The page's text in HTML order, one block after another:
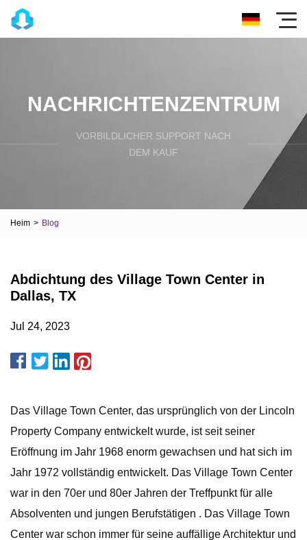
NACHRICHTENZENTRUM
VORBILDLICHER SUPPORT NACH
DEM KAUF
Heim > Blog
Abdichtung des Village Town Center in
Dallas, TX
Jul 24, 2023
Das Village Town Center, das ursprünglich von der Lincoln
Property Company entwickelt wurde, ist seit seiner
Eröffnung im Jahr 1968 enorm gewachsen und hat sich im
Jahr 1972 vollständig entwickelt. Das Village Town Center
war in den 70er und 80er Jahren der Treffpunkt für alle
Absolventen und jungen Berufstätigen . Das Village Town
Center war schon immer für seine auffällige Architektur und